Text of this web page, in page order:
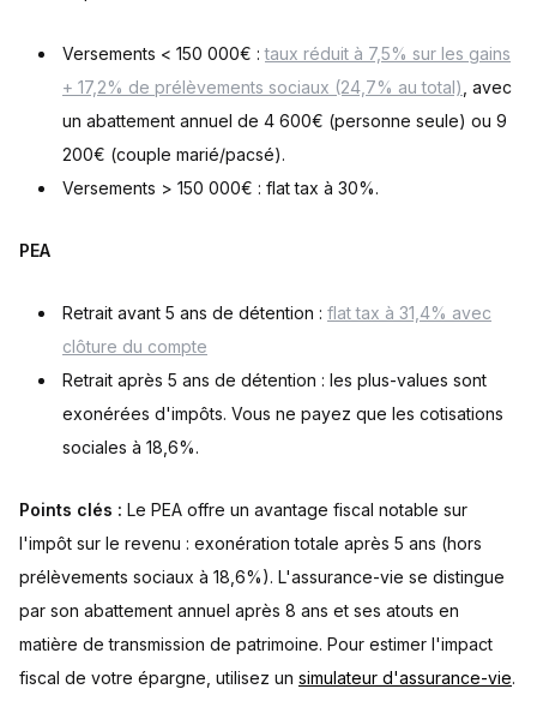
Versements < 150 000€ :taux réduit à 7,5% sur les gains
+ 17,2% de prélèvements sociaux (24,7% au total) , avec
un abattement annuel de 4 600€ (personne seule) ou 9
200€ (couple marié/pacsé).
Versements > 150 000€ : flat tax à 30%.
PEA
Retrait avant 5 ans de détention : flat tax à 31,4% avec
clôture du compte
Retrait après 5 ans de détention : les plus-values sont
exonérées d'impôts. Vous ne payez que les cotisations
sociales à 18,6%.
Points clés : Le PEA offre un avantage fiscal notable sur
l'impôt sur le revenu : exonération totale après 5 ans (hors
prélèvements sociaux à 18,6%). L'assurance-vie se distingue
par son abattement annuel après 8 ans et ses atouts en
matière de transmission de patrimoine. Pour estimer l'impact
fiscal de votre épargne, utilisez un simulateur d'assurance-vie.